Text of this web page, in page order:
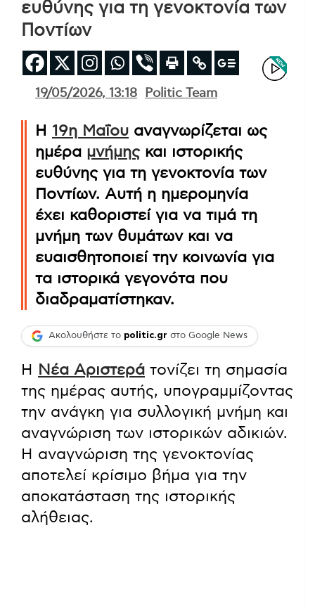
ευθύνης για τη γενοκτονία των
Ποντίων
19/05/2026, 13:18 Politic Team
Η 19η Μαΐου αναγνωρίζεται ως
ημέρα μνήμηςκαι ιστορικής
ευθύνης για τη γενοκτονία των
Ποντίων. Αυτή η ημερομηνία
έχει καθοριστεί για να τιμά τη
μνήμη των θυμάτων και να
ευαισθητοποιεί την κοινωνία για
τα ιστορικά γεγονότα που
διαδραματίστηκαν.
Ακολουθήστε το politic.gr στο Google News
Η Νέα Αριστερά τονίζει τη σημασία
της ημέρας αυτής, υπογραμμίζοντας
την ανάγκη για συλλογική μνήμη και
αναγνώριση των ιστορικών αδικιών.
Η αναγνώριση της γενοκτονίας
αποτελεί κρίσιμο βήμα για την
αποκατάσταση της ιστορικής
αλήθειας.